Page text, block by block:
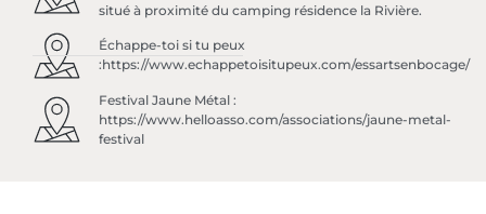
situé à proximité du camping résidence la Rivière.
Échappe-toi si tu peux
:https://www.echappetoisitupeux.com/essartsenbocage/
Festival Jaune Métal :
https://www.helloasso.com/associations/jaune-metal-
festival